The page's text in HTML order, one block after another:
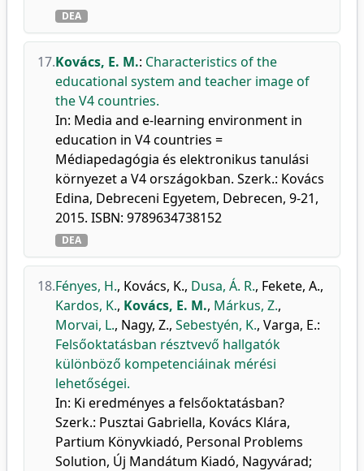
DEA
17.Kovács, E. M.: Characteristics of the
educational system and teacher image of
the V4 countries.
In: Media and e-learning environment in
education in V4 countries =
Médiapedagógia és elektronikus tanulási
környezet a V4 országokban. Szerk.: Kovács
Edina, Debreceni Egyetem, Debrecen, 9-21,
2015. ISBN: 9789634738152
DEA
18.Fényes, H., Kovács, K., Dusa, Á. R., Fekete, A.,
Kardos, K., Kovács, E. M., Márkus, Z.,
Morvai, L., Nagy, Z., Sebestyén, K., Varga, E.:
Felsőoktatásban résztvevő hallgatók
különböző kompetenciáinak mérési
lehetőségei.
In: Ki eredményes a felsőoktatásban?
Szerk.: Pusztai Gabriella, Kovács Klára,
Partium Könyvkiadó, Personal Problems
Solution, Új Mandátum Kiadó, Nagyvárad;